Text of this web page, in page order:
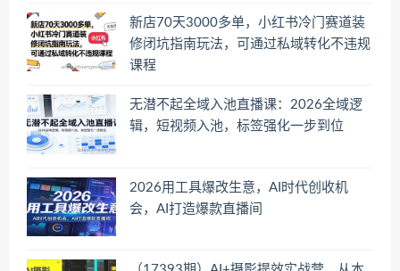
新店70天3000多单，小红书冷门赛道装
修闭坑指南玩法，可通过私域转化不违规
课程
无潜不起全域入池直播课：2026全域逻
辑，短视频入池，标签强化一步到位
2026用工具爆改生意，AI时代创收机
会，AI打造爆款直播间